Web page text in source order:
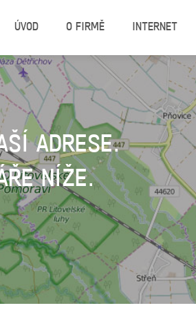
ÚVOD O FIRMĚ INTERNET
ADRESE.
NÍŽE.